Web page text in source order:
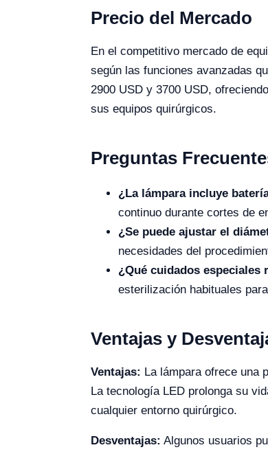
Precio del Mercado
En el competitivo mercado de
según las funciones avanzadas
2900 USD y 3700 USD,
sus equipos quirúrgicos.
Preguntas
¿La lámpara incluye
continuo durante cortes de
¿Se puede ajustar el
necesidades del
¿Qué cuidados
esterilización habituales
Ventajas y
Ventajas: La lámpara ofrece una
La tecnología LED prolonga su
cualquier entorno quirúrgico.
Desventajas: Algunos usuarios